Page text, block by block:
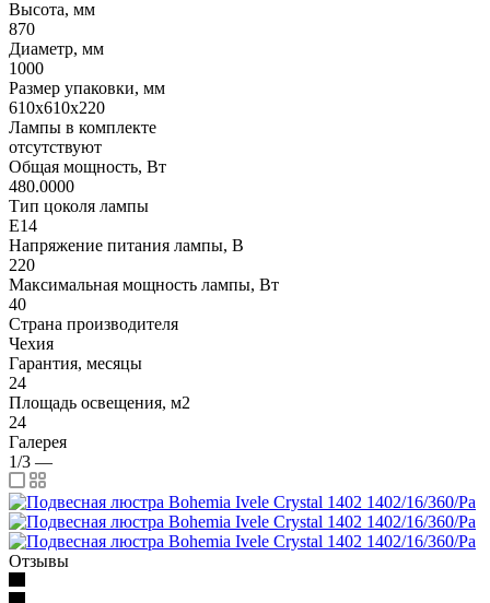
Высота, мм
870
Диаметр, мм
1000
Размер упаковки, мм
610x610x220
Лампы в комплекте
отсутствуют
Общая мощность, Вт
480.0000
Тип цоколя лампы
E14
Напряжение питания лампы, В
220
Максимальная мощность лампы, Вт
40
Страна производителя
Чехия
Гарантия, месяцы
24
Площадь освещения, м2
24
Галерея
1/3 —
Отзывы